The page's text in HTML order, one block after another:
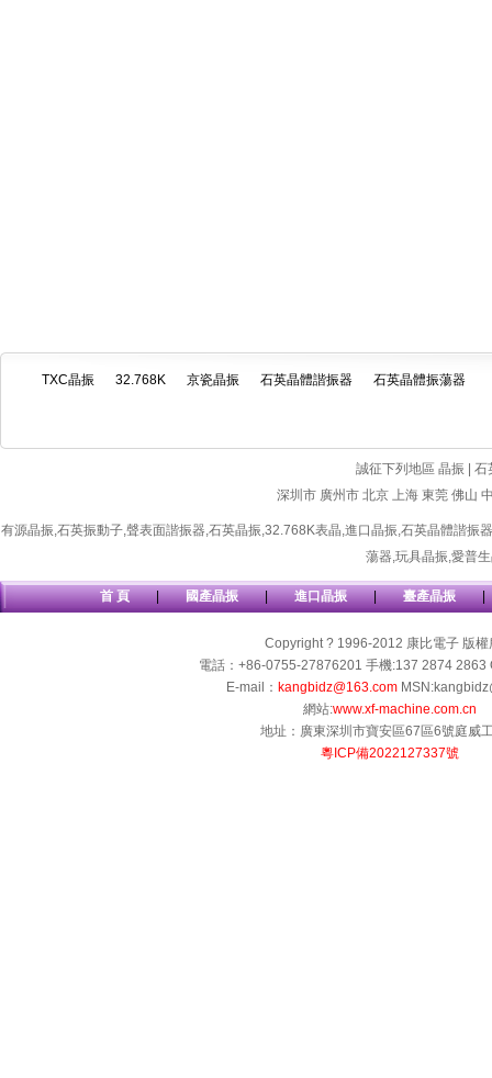
TXC晶振 32.768K 京瓷晶振 石英晶體諧振器 石英晶體振蕩器
誠征下列地區 晶振 |
深圳市 廣州市 北京 上海 東莞 佛山
有源晶振,石英振動子,聲表面諧振器,石英晶振,32.768K表晶,進口晶振,石英晶體諧振器
蕩器,玩具晶振,愛普
首 頁 | 國產晶振 | 進口晶振 | 臺產晶振 |
Copyright ? 1996-2012 康比電子 版權
電話：+86-0755-27876201 手機:137 2874 2863
E-mail： kangbidz@163.com
網站:www.xf-machine.com.cn
地址：廣東深圳市寶安區67區6號庭威
粵ICP備2022127337號